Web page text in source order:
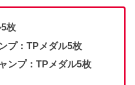
枚
プ：TPメダル5枚
ンプ：TPメダル5枚